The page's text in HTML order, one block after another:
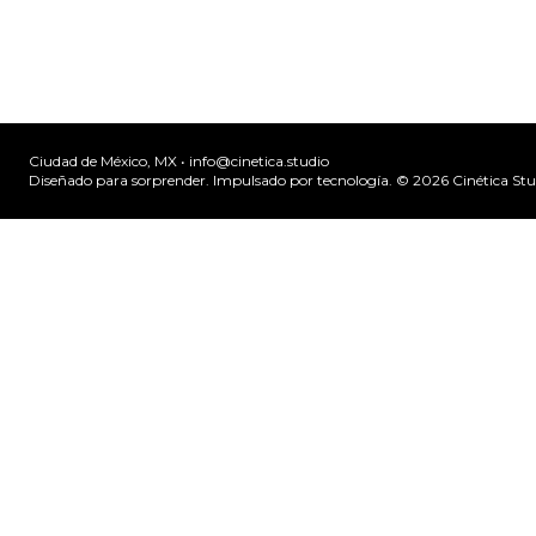
Ciudad de México, MX • info@cinetica.studio
Diseñado para sorprender. Impulsado por tecnología. © 2026Cinética